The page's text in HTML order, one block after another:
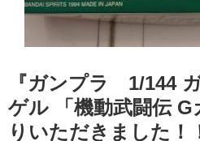
『ガンプラ 1/144
ゲル ​「機動武闘伝
りいただきました！